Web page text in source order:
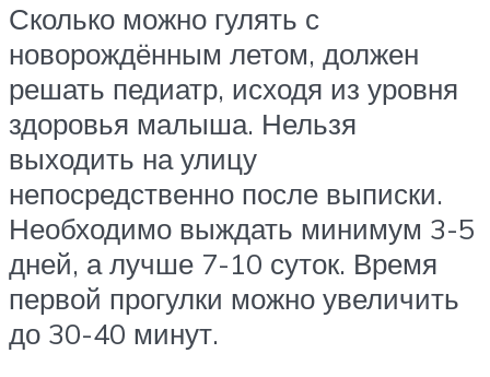
Сколько можно гулять с
новорождённым летом, должен
решать педиатр, исходя из уровня
здоровья малыша. Нельзя
выходить на улицу
непосредственно после выписки.
Необходимо выждать минимум 3-5
дней, а лучше 7-10 суток. Время
первой прогулки можно увеличить
до 30-40 минут.